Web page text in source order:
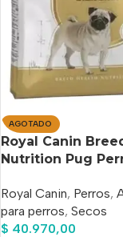
AGOTADO
Royal Canin
Nutrition Pug
3 kg
Royal Canin, Perros,
para perros, Secos
$ 40.970,00